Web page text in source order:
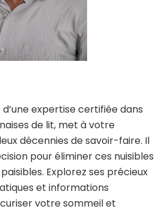
expertise certifiée dans
de lit, met à votre
décennies de savoir-faire. Il
pour éliminer ces nuisibles
Explorez ses précieux
et informations
votre sommeil et